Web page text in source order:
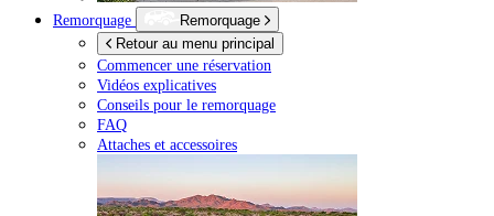
Remorquage
Remorquage
Retour au menu principal
Commencer une réservation
Vidéos explicatives
Conseils pour le remorquage
FAQ
Attaches et accessoires